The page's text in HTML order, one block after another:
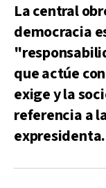
La central
democracia
que actúe
exige y la
referencia a
expresidenta.